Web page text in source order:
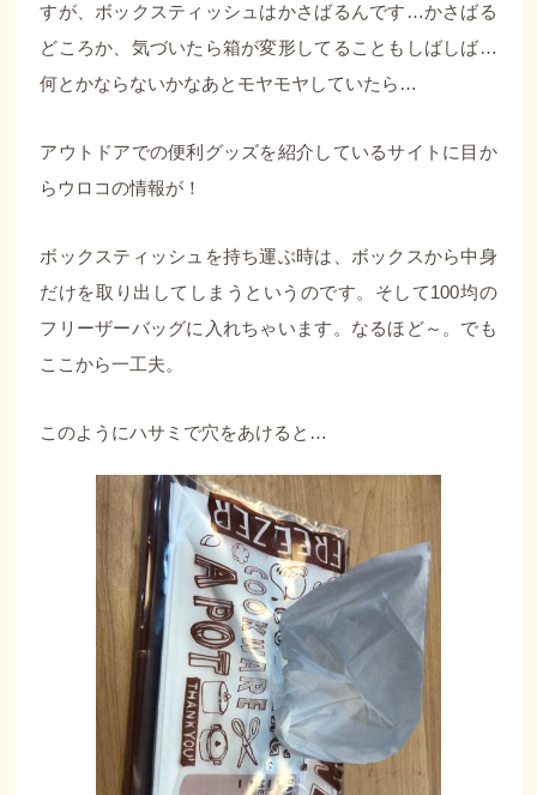
すが、ボックスティッシュはかさばるんです…かさばる
どころか、気づいたら箱が変形してることもしばしば…
何とかならないかなあとモヤモヤしていたら…
アウトドアでの便利グッズを紹介しているサイトに目か
らウロコの情報が！
ボックスティッシュを持ち運ぶ時は、ボックスから中身
だけを取り出してしまうというのです。そして100均の
フリーザーバッグに入れちゃいます。なるほど～。でも
ここから一工夫。
このようにハサミで穴をあけると…